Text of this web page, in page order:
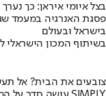
בצל איומי איראן: כך
פסגת האנרגיה במעמד
בישראל ובעולם
בשיתוף המכון הישראלי
צובעים את הבית? אל